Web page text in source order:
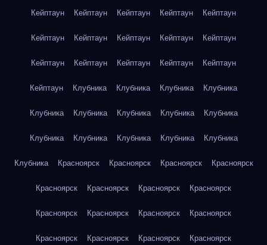
Кейптаун Кейптаун Кейптаун Кейптаун Кейптаун
Кейптаун Кейптаун Кейптаун Кейптаун Кейптаун
Кейптаун Кейптаун Кейптаун Кейптаун Кейптаун
Кейптаун Клубника Клубника Клубника Клубника
Клубника Клубника Клубника Клубника Клубника
Клубника Клубника Клубника Клубника Клубника
Клубника Красноярск Красноярск Красноярск Красноярск
Красноярск Красноярск Красноярск Красноярск
Красноярск Красноярск Красноярск Красноярск
Красноярск Красноярск Красноярск Красноярск